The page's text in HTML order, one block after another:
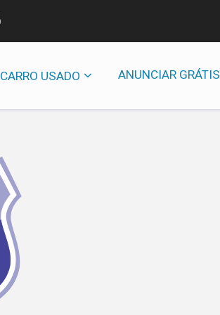
CARRO USADO ANUNCIAR GRÁTIS